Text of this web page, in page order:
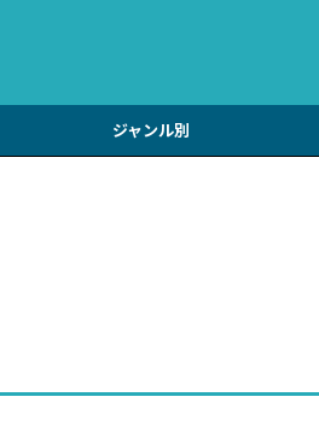
ジャンル別